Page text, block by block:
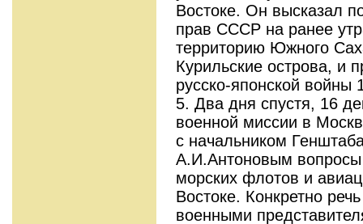
Востоке. Он высказал
прав СССР на ранее
территорию Южного
Курильские острова, и
русско-японской войны
5. Два дня спустя, 16
военной миссии в
с начальником
А.И.Антоновым вопросы
морских флотов и
Востоке. Конкретно
военными